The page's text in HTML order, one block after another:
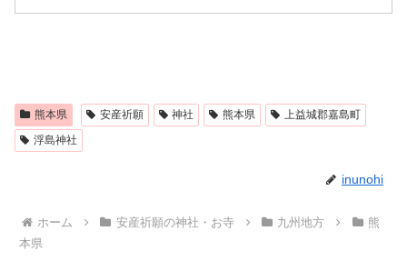
熊本県 安産祈願 神社 熊本県
上益城郡嘉島町
浮島神社
inunohi
ホーム 安産祈願の神社・お寺 九州地方
熊
本県